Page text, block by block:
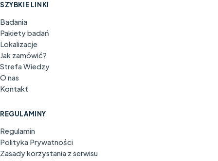
SZYBKIE LINKI
Badania
Pakiety badań
Lokalizacje
Jak zamówić?
Strefa Wiedzy
O nas
Kontakt
REGULAMINY
Regulamin
Polityka Prywatności
Zasady korzystania z serwisu